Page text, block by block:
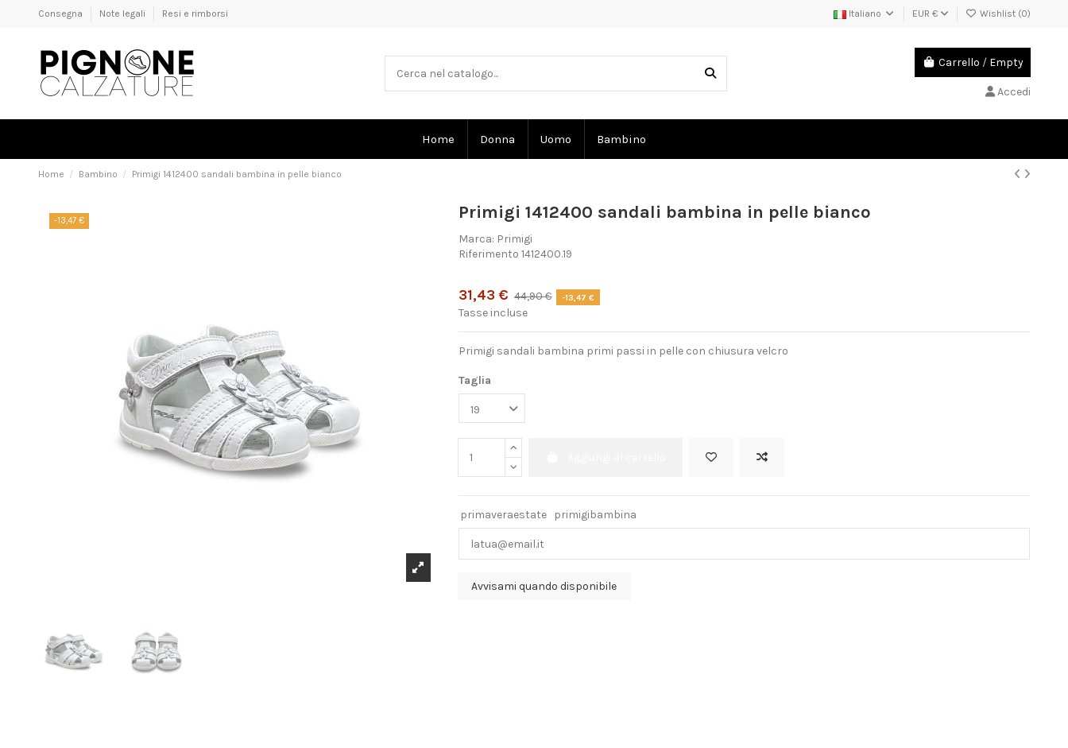
Consegna Note legali Resi e rimborsi Italiano EUR € Wishlist (0)
Carrello / Empty
Accedi
Home Donna Uomo Bambino
Home Bambino Primigi 1412400 sandali bambina in pelle bianco
-13,47 € Primigi 1412400 sandali bambina in pelle bianco
Marca: Primigi
Riferimento 1412400.19
31,43 € 44,90 € -13,47 €
Tasse incluse
Primigi sandali bambina primi passi in pelle con chiusura velcro
Taglia
primaveraestate primigibambina